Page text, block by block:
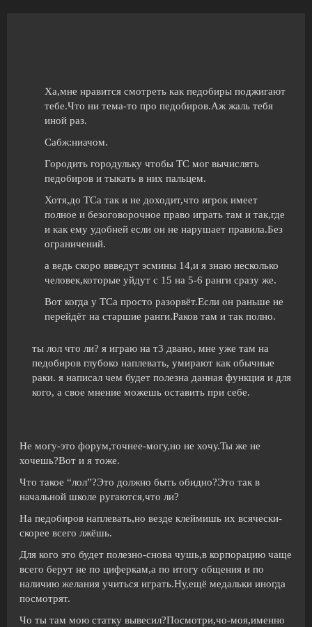
Ха,мне нравится смотреть как педобиры поджигают
тебе.Что ни тема-то про педобиров.Аж жаль тебя
иной раз.
Сабж:ниачом.
Городить городульку чтобы ТС мог вычислять
педобиров и тыкать в них пальцем.
Хотя,до ТСа так и не доходит,что игрок имеет
полное и безоговорочное право играть там и так,где
и как ему удобней если он не нарушает правила.Без
ограничений.
а ведь скоро ввведут эсмины 14,и я знаю несколько
человек,которые уйдут с 15 на 5-6 ранги сразу же.
Вот когда у ТСа просто разорвёт.Если он раньше не
перейдёт на старшие ранги.Раков там и так полно.
ты лол что ли? я играю на т3 двано, мне уже там на
педобиров глубоко наплевать, умирают как обычные
раки. я написал чем будет полезна данная функция и для
кого, а свое мнение можешь оставить при себе.
Не могу-это форум,точнее-могу,но не хочу.Ты же не
хочешь?Вот и я тоже.
Что такое “лол”?Это должно быть обидно?Это так в
начальной школе ругаются,что ли?
На педобиров наплевать,но везде клеймишь их всячески-
скорее всего лжёшь.
Для кого это будет полезно-снова чушь,в корпорацию чаще
всего берут не по циферкам,а по итогу общения и по
наличию желания учиться играть.Ну,ещё медальки иногда
посмотрят.
Чо ты там мою статку вывесил?Посмотри,чо-моя,именно